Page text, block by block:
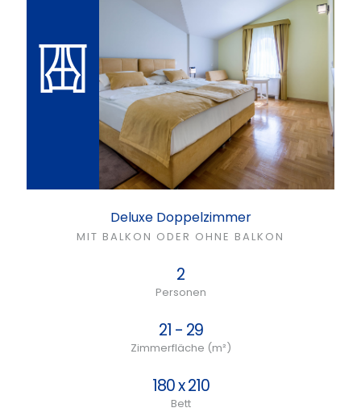
Deluxe Doppelzimmer
MIT BALKON ODER OHNE BALKON
2
Personen
21 - 29
Zimmerfläche (m²)
180 x 210
Bett